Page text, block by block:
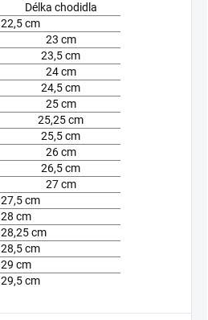
Délka chodidla
22,5 cm
23 cm
23,5 cm
24 cm
24,5 cm
25 cm
25,25 cm
25,5 cm
26 cm
26,5 cm
27 cm
27,5 cm
28 cm
28,25 cm
28,5 cm
29 cm
29,5 cm